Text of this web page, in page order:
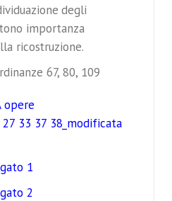
degli
importanza
ricostruzione.
67, 80, 109
opere
33 37 38_modificata
1
2